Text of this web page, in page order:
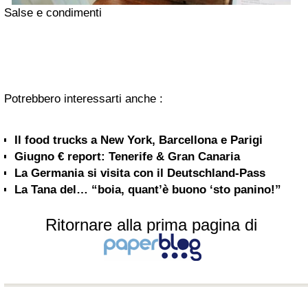
Salse e condimenti
Potrebbero interessarti anche :
Il food trucks a New York, Barcellona e Parigi
Giugno € report: Tenerife & Gran Canaria
La Germania si visita con il Deutschland-Pass
La Tana del… “boia, quant’è buono ‘sto panino!”
Ritornare alla prima pagina di